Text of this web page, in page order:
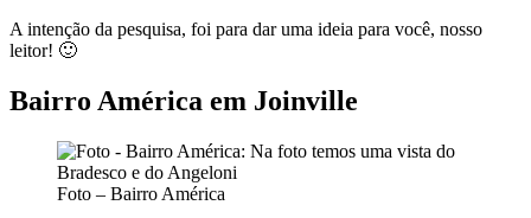
A intenção da pesquisa, foi para dar uma ideia para você, nosso
leitor! 🙂
Bairro América em Joinville
Foto – Bairro América